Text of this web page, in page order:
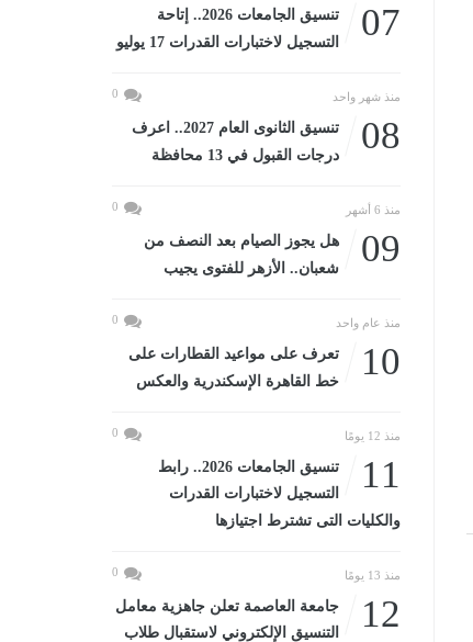
07
تنسيق الجامعات 2026.. إتاحة
التسجيل لاختبارات القدرات 17 يوليو
منذ شهر واحد 0
08
تنسيق الثانوى العام 2027.. اعرف
درجات القبول في 13 محافظة
منذ 6 أشهر 0
09
هل يجوز الصيام بعد النصف من
شعبان.. الأزهر للفتوى يجيب
منذ عام واحد 0
10
تعرف على مواعيد القطارات على
خط القاهرة الإسكندرية والعكس
منذ 12 يومًا 0
11
تنسيق الجامعات 2026.. رابط
التسجيل لاختبارات القدرات
والكليات التى تشترط اجتيازها
منذ 13 يومًا 0
12
جامعة العاصمة تعلن جاهزية معامل
التنسيق الإلكتروني لاستقبال طلاب